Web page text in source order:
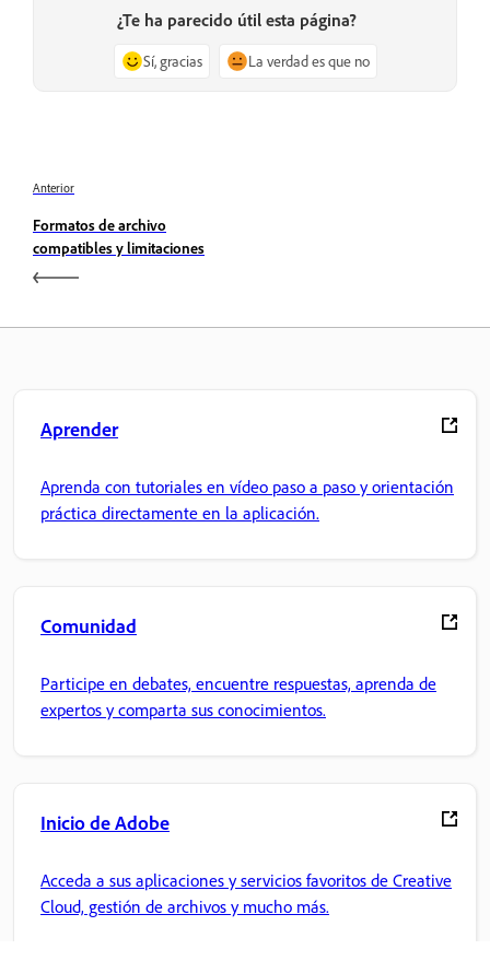
¿Te ha parecido útil esta página?
Sí, gracias La verdad es que no
Anterior
Formatos de archivo
compatibles y limitaciones
Aprender
Aprenda con tutoriales en vídeo paso a paso y orientación
práctica directamente en la aplicación.
Comunidad
Participe en debates, encuentre respuestas, aprenda de
expertos y comparta sus conocimientos.
Inicio de Adobe
Acceda a sus aplicaciones y servicios favoritos de Creative
Cloud, gestión de archivos y mucho más.